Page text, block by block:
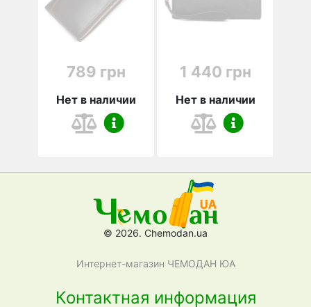
789 грн
Нет в наличии
1 440 грн
Нет в наличии
© 2026. Chemodan.ua
Интернет-магазин ЧЕМОДАН ЮА
Контактная информация